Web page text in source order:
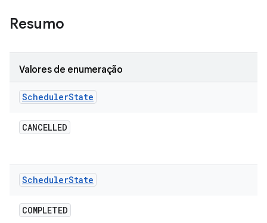
Resumo
Valores de enumeração
SchedulerState
CANCELLED
SchedulerState
COMPLETED